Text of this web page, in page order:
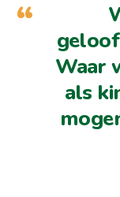
Waar
als